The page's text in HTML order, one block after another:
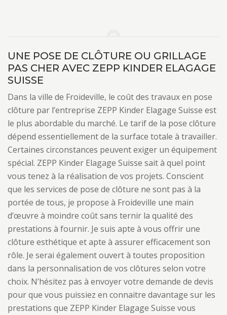
UNE POSE DE CLÔTURE OU GRILLAGE
PAS CHER AVEC ZEPP KINDER ELAGAGE
SUISSE
Dans la ville de Froideville, le coût des travaux en pose
clôture par l’entreprise ZEPP Kinder Elagage Suisse est
le plus abordable du marché. Le tarif de la pose clôture
dépend essentiellement de la surface totale à travailler.
Certaines circonstances peuvent exiger un équipement
spécial. ZEPP Kinder Elagage Suisse sait à quel point
vous tenez à la réalisation de vos projets. Conscient
que les services de pose de clôture ne sont pas à la
portée de tous, je propose à Froideville une main
d’œuvre à moindre coût sans ternir la qualité des
prestations à fournir. Je suis apte à vous offrir une
clôture esthétique et apte à assurer efficacement son
rôle. Je serai également ouvert à toutes proposition
dans la personnalisation de vos clôtures selon votre
choix. N’hésitez pas à envoyer votre demande de devis
pour que vous puissiez en connaitre davantage sur les
prestations que ZEPP Kinder Elagage Suisse vous